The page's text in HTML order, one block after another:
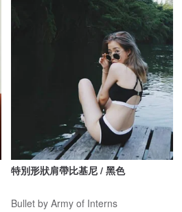
特別形狀肩帶比基尼 / 黑色
Bullet by Army of Interns